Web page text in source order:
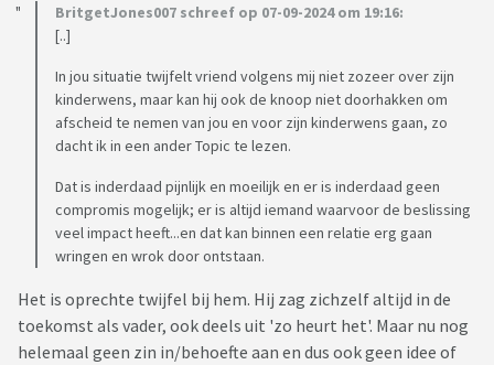
Hoe verdraag je die pijn? Hoe voorkom je dat je niet in een
isolement terecht komt? Ik merk dat ik soms ook geen zin
meer heb om af te spreken met vrienden vanwege het
ellendige gevoel dat het me brengt als de kinderwens naar
boven komt.
natuurlijk ook welkom om te reageren maar dit is in mijn
ervaring ook wel echt waar je ervaring mee moet hebben om
de pijn die met dit soort dingen gemoeid gaat echt te
BritgetJones007 schreef op 07-09-2024 om 19:16:
[..]
In jou situatie twijfelt vriend volgens mij niet zozeer over zijn
kinderwens, maar kan hij ook de knoop niet doorhakken om
afscheid te nemen van jou en voor zijn kinderwens gaan, zo
dacht ik in een ander Topic te lezen.
Dat is inderdaad pijnlijk en moeilijk en er is inderdaad geen
compromis mogelijk; er is altijd iemand waarvoor de beslissing
veel impact heeft...en dat kan binnen een relatie erg gaan
wringen en wrok door ontstaan.
Het is oprechte twijfel bij hem. Hij zag zichzelf altijd in de
toekomst als vader, ook deels uit 'zo heurt het'. Maar nu nog
helemaal geen zin in/behoefte aan en dus ook geen idee of